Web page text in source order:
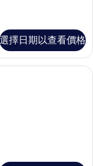
選擇日期以查看價格
桌、筆電工作空間、遮